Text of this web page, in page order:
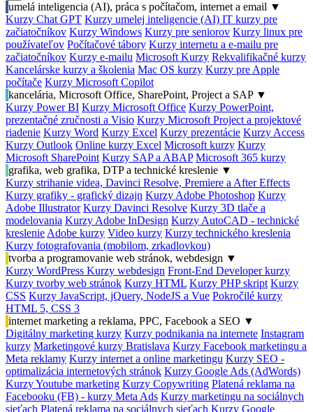
umelá inteligencia (AI), práca s počítačom, internet a email ▼
Kurzy Chat GPT Kurzy umelej inteligencie (AI) IT kurzy pre
začiatočníkov Kurzy Windows Kurzy pre seniorov Kurzy linux pre
používateľov Počítačové tábory Kurzy internetu a e-mailu pre
začiatočníkov Kurzy e-mailu Microsoft Kurzy Rekvalifikačné kurzy
Kancelárske kurzy a školenia Mac OS kurzy Kurzy pre Apple
počítače Kurzy Microsoft Copilot
kancelária, Microsoft Office, SharePoint, Project a SAP ▼
Kurzy Power BI Kurzy Microsoft Office Kurzy PowerPoint,
prezentačné zručnosti a Visio Kurzy Microsoft Project a projektové
riadenie Kurzy Word Kurzy Excel Kurzy prezentácie Kurzy Access
Kurzy Outlook Online kurzy Excel Microsoft kurzy Kurzy
Microsoft SharePoint Kurzy SAP a ABAP Microsoft 365 kurzy
grafika, web grafika, DTP a technické kreslenie ▼
Kurzy strihanie videa, Davinci Resolve, Premiere a After Effects
Kurzy grafiky - grafický dizajn Kurzy Adobe Photoshop Kurzy
Adobe Illustrator Kurzy Davinci Resolve Kurzy 3D tlače a
modelovania Kurzy Adobe InDesign Kurzy AutoCAD - technické
kreslenie Adobe kurzy Video kurzy Kurzy technického kreslenia
Kurzy fotografovania (mobilom, zrkadlovkou)
tvorba a programovanie web stránok, webdesign ▼
Kurzy WordPress Kurzy webdesign Front-End Developer kurzy
Kurzy tvorby web stránok Kurzy HTML Kurzy PHP skript Kurzy
CSS Kurzy JavaScript, jQuery, NodeJS a Vue Pokročilé kurzy
HTML 5, CSS 3
internet marketing a reklama, PPC, Facebook a SEO ▼
Digitálny marketing kurzy Kurzy podnikania na internete Instagram
kurzy Marketingové kurzy Bratislava Kurzy Facebook marketingu a
Meta reklamy Kurzy internet a online marketingu Kurzy SEO -
optimalizácia internetových stránok Kurzy Google Ads (AdWords)
Kurzy Youtube marketing Kurzy Copywriting Platená reklama na
Facebooku (FB) - kurzy Meta Ads Kurzy marketingu na sociálnych
sieťach Platená reklama na sociálnych sieťach Kurzy Google